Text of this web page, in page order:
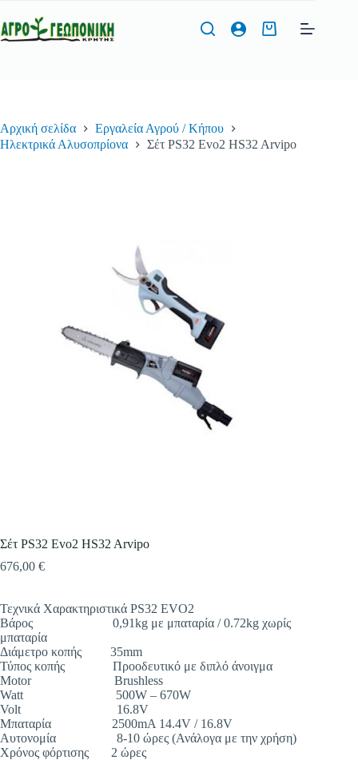
στο
περιεχόμενο
Όνομα*
Επιλέξτε την εταιρεία που επιθυμείτε
Περιγράψτε μας πιο αναλυτικά
Αποστολή
Καλάθι
Αρχική σελίδα
Εργαλεία Αγρού / Κήπου
Ηλεκτρικά Αλυσοπρίονα
Σέτ PS32 Evo2 HS32 Arvipo
Σέτ PS32 Evo2 HS32 Arvipo
676,00 €
Τεχνικά Χαρακτηριστικά PS32 EVO2
Βάρος 0,91kg με μπαταρία / 0.72kg χωρίς
μπαταρία
Διάμετρο κοπής 35mm
Τύπος κοπής Προοδευτικό με διπλό άνοιγμα
Motor Brushless
Watt 500W – 670W
Volt 16.8V
Μπαταρία 2500mA 14.4V / 16.8V
Αυτονομία 8-10 ώρες (Ανάλογα με την χρήση)
Χρόνος φόρτισης 2 ώρες